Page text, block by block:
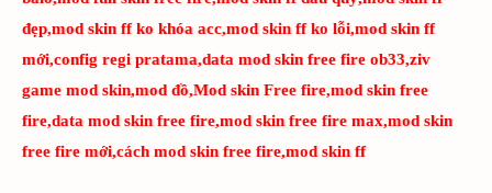
đẹp,mod skin ff ko khóa acc,mod skin ff ko lỗi,mod skin ff
mới,config regi pratama,data mod skin free fire ob33,ziv
game mod skin,mod đồ,Mod skin Free fire,mod skin free
fire,data mod skin free fire,mod skin free fire max,mod skin
free fire mới,cách mod skin free fire,mod skin ff